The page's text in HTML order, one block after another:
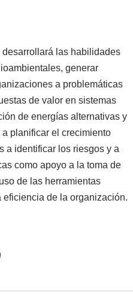
las habilidades
generar
a problemáticas
de valor en sistemas
de energías alternativas y
planificar el crecimiento
a identificar los riesgos y a
como apoyo a la toma de
de las herramientas
de la organización.